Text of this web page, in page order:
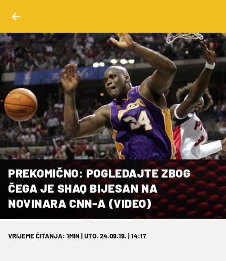
PREKOMIČNO: POGLEDAJTE ZBOG
ČEGA JE SHAQ BIJESAN NA
NOVINARA CNN-A (VIDEO)
VRIJEME ČITANJA: 1MIN | UTO. 24.09.19. | 14:17